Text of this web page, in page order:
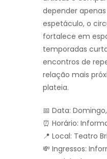
depender
espetáculo, o
fortalece em
temporadas
encontros de
relação mais
plateia.
📅 Data:
⏰ Horário:
📍 Local: Teatro
💸 Ingressos: